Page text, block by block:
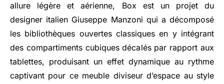
allure légère et aérienne, Box est un projet du
designer italien Giuseppe Manzoni qui a décomposé
les bibliothèques ouvertes classiques en y intégrant
des compartiments cubiques décalés par rapport aux
tablettes, produisant un effet dynamique au rythme
captivant pour ce meuble diviseur d’espace au style